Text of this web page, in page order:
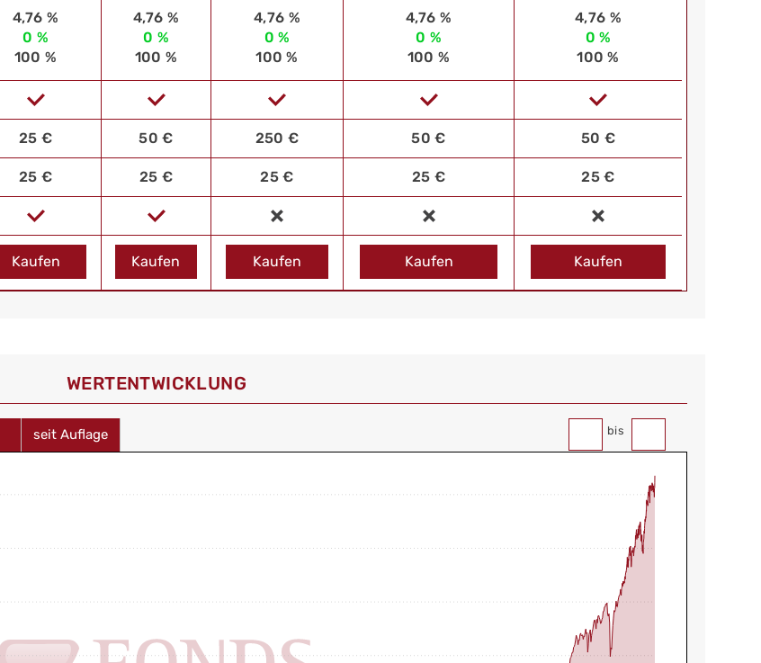
4,76 % 4,76 % 4,76 % 4,76 %
4,76 %
0 % 0 % 0 % 0 %
0 %
100 % 100 % 100 % 100 % 100 %
25 € 50 € 250 € 50 € 50 €
25 € 25 € 25 € 25 € 25 €
Kaufen Kaufen Kaufen Kaufen Kaufen
WERT­ENTWICKLUNG
seit Auflage bis